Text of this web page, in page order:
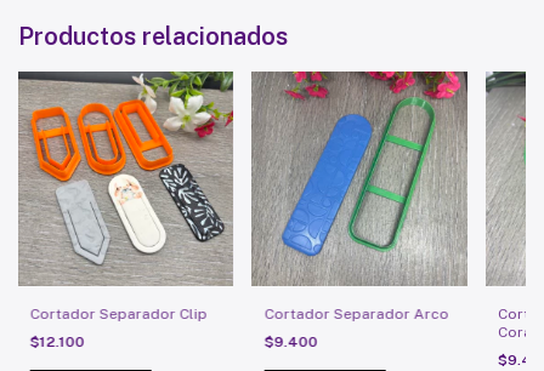
Productos relacionados
Cortador Separador Clip
$12.100
Cortador Separador Arco
$9.400